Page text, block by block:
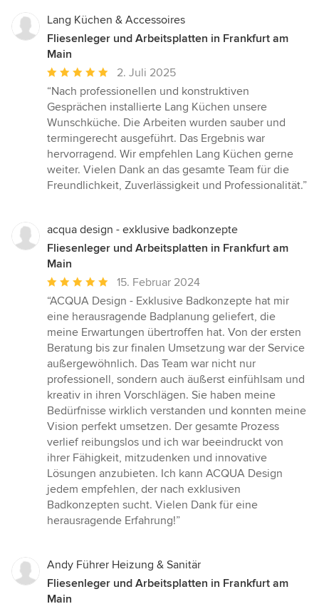
Lang Küchen & Accessoires
Fliesenleger und Arbeitsplatten in Frankfurt am
Main
Durchschnittliche
Bewertung:
5
von
5
Sternen
2. Juli 2025
“Nach professionellen und konstruktiven
Gesprächen installierte Lang Küchen unsere
Wunschküche. Die Arbeiten wurden sauber und
termingerecht ausgeführt. Das Ergebnis war
hervorragend. Wir empfehlen Lang Küchen gerne
weiter. Vielen Dank an das gesamte Team für die
Freundlichkeit, Zuverlässigkeit und Professionalität.”
acqua design - exklusive badkonzepte
Fliesenleger und Arbeitsplatten in Frankfurt am
Main
Durchschnittliche
Bewertung:
5
von
5
Sternen
15. Februar 2024
“ACQUA Design - Exklusive Badkonzepte hat mir
eine herausragende Badplanung geliefert, die
meine Erwartungen übertroffen hat. Von der ersten
Beratung bis zur finalen Umsetzung war der Service
außergewöhnlich. Das Team war nicht nur
professionell, sondern auch äußerst einfühlsam und
kreativ in ihren Vorschlägen. Sie haben meine
Bedürfnisse wirklich verstanden und konnten meine
Vision perfekt umsetzen. Der gesamte Prozess
verlief reibungslos und ich war beeindruckt von
ihrer Fähigkeit, mitzudenken und innovative
Lösungen anzubieten. Ich kann ACQUA Design
jedem empfehlen, der nach exklusiven
Badkonzepten sucht. Vielen Dank für eine
herausragende Erfahrung!”
Andy Führer Heizung & Sanitär
Fliesenleger und Arbeitsplatten in Frankfurt am
Main